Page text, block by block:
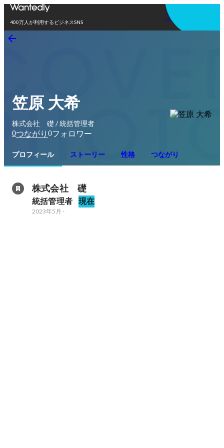
400万人が利用するビジネスSNS
アプリを使う
笠原 大希
株式会社 礎 / 統括管理者
0つながり 0フォロワー
プロフィール ストーリー 性格 つながり
株式会社　礎
統括管理者 現在
2023年5月 -